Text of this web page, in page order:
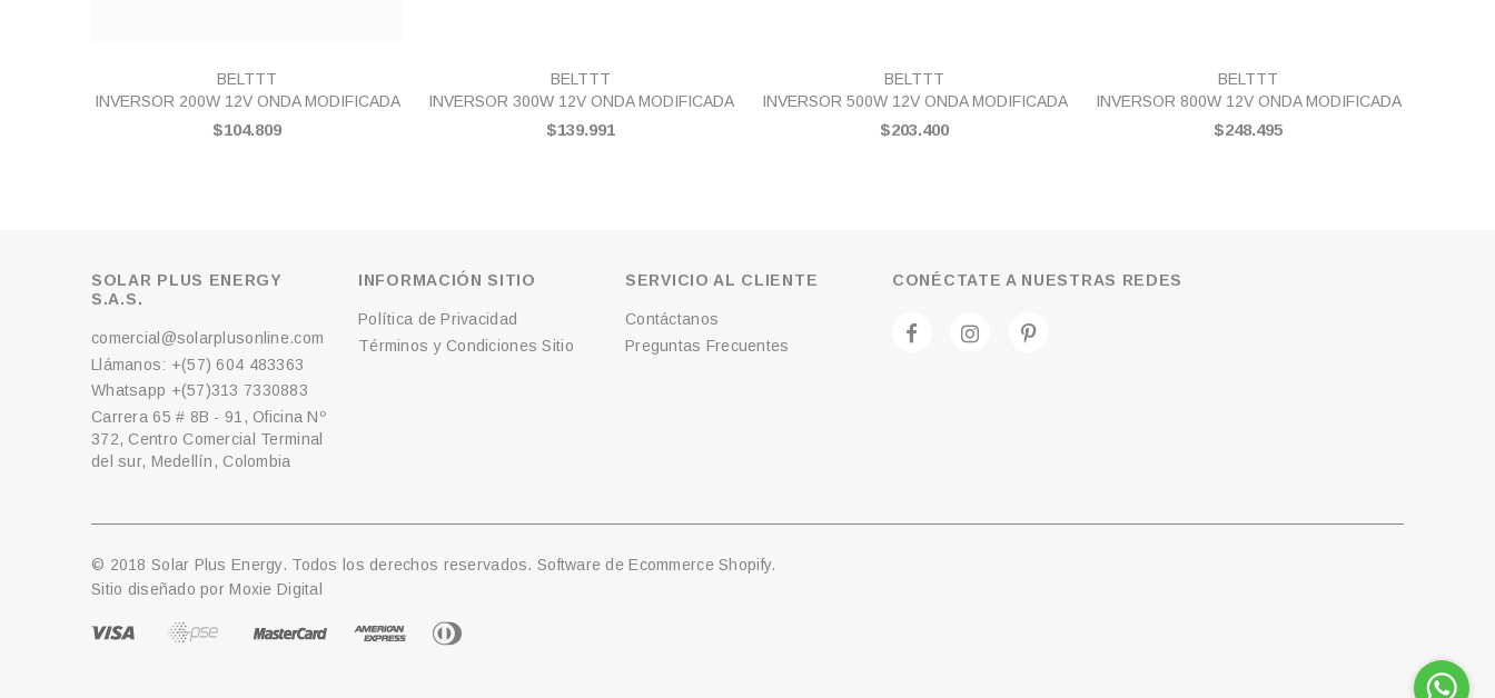
BELTTT
INVERSOR 200W 12V ONDA MODIFICADA
$104.809
BELTTT
INVERSOR 300W 12V ONDA MODIFICADA
$139.991
BELTTT
INVERSOR 500W 12V ONDA MODIFICADA
$203.400
BELTTT
INVERSOR 800W 12V ONDA MODIFICADA
$248.495
SOLAR PLUS ENERGY
S.A.S.
comercial@solarplusonline.com
Llámanos: +(57) 604 483363
Whatsapp +(57)313 7330883
Carrera 65 # 8B - 91, Oficina Nº
372, Centro Comercial Terminal
del sur, Medellín, Colombia
INFORMACIÓN SITIO
Política de Privacidad
Términos y Condiciones Sitio
SERVICIO AL CLIENTE
Contáctanos
Preguntas Frecuentes
CONÉCTATE A NUESTRAS REDES
© 2018 Solar Plus Energy. Todos los derechos reservados. Software de Ecommerce Shopify.
Sitio diseñado porMoxie Digital